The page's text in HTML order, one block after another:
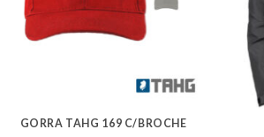
GORRA TAHG 169 C/BROCHE